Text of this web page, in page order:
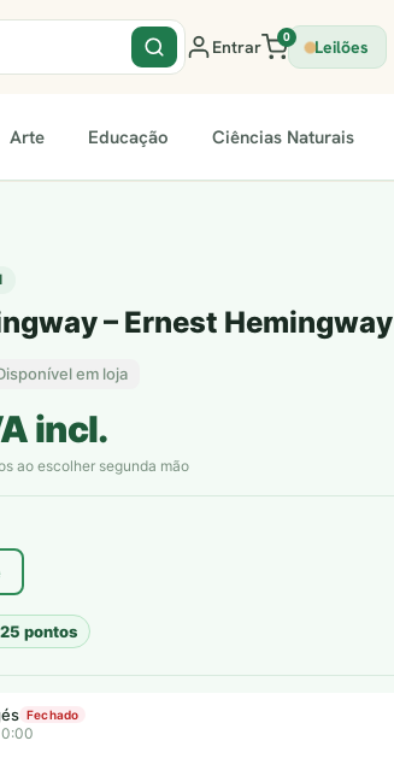
Entrar 0 Leilões
Arte Educação Ciências Naturais
– Ernest Hemingway
em loja
incl.
ao escolher segunda mão
25 pontos
Fechado